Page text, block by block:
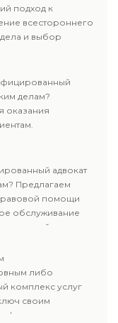
подход к
всестороннего
и выбор
делам?
оказания
и юридических
адвокат
Предлагаем
помощи
обслуживание
подход к
либо
комплекс услуг
своим
физических и